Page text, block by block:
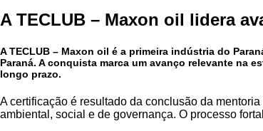
A TECLUB – Maxon oil lidera
ATECLUB – Maxon oil é a primeira indústria do
Paraná. A conquista marca um avanço relevante na
longo prazo.
A certificação é resultado da conclusão da
ambiental, social e de governança. O processo